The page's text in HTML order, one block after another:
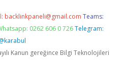
backlinkpaneli@gmail.com Teams:
0262 606 0 726 Telegram:
Kanun gereğince Bilgi Teknolojileri